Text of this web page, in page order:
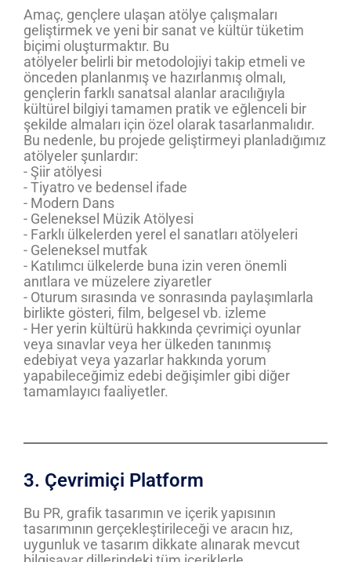
Amaç, gençlere ulaşan atölye çalışmaları
geliştirmek ve yeni bir sanat ve kültür tüketim
biçimi oluşturmaktır. Bu
atölyeler belirli bir metodolojiyi takip etmeli ve
önceden planlanmış ve hazırlanmış olmalı,
gençlerin farklı sanatsal alanlar aracılığıyla
kültürel bilgiyi tamamen pratik ve eğlenceli bir
şekilde almaları için özel olarak tasarlanmalıdır.
Bu nedenle, bu projede geliştirmeyi planladığımız
atölyeler şunlardır:
- Şiir atölyesi
- Tiyatro ve bedensel ifade
- Modern Dans
- Geleneksel Müzik Atölyesi
- Farklı ülkelerden yerel el sanatları atölyeleri
- Geleneksel mutfak
- Katılımcı ülkelerde buna izin veren önemli
anıtlara ve müzelere ziyaretler
- Oturum sırasında ve sonrasında paylaşımlarla
birlikte gösteri, film, belgesel vb. izleme
- Her yerin kültürü hakkında çevrimiçi oyunlar
veya sınavlar veya her ülkeden tanınmış
edebiyat veya yazarlar hakkında yorum
yapabileceğimiz edebi değişimler gibi diğer
tamamlayıcı faaliyetler.
3. Çevrimiçi Platform
Bu PR, grafik tasarımın ve içerik yapısının
tasarımının gerçekleştirileceği ve aracın hız,
uygunluk ve tasarım dikkate alınarak mevcut